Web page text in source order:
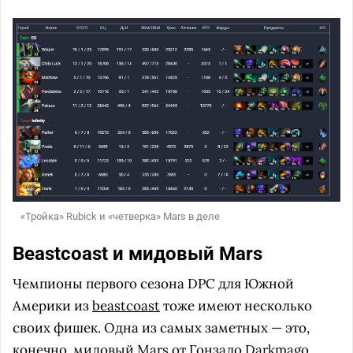
«Тройка» Rubick и «четверка» Mars в деле
Beastcoast и мидовый Mars
Чемпионы первого сезона DPC для Южной
Америки изbeastcoastтоже имеют несколько
своих фишек. Одна из самых заметных — это,